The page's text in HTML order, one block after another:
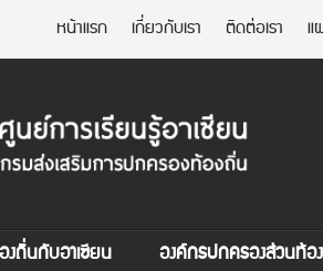
หน้าแรก เกี่ยวกับเรา ติดต่อเรา แ
งถิ่นกับอาเซียน องค์กรปกครองส่วนท้อ